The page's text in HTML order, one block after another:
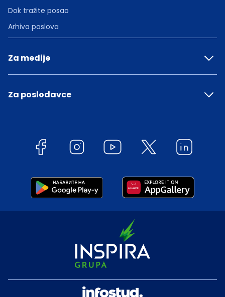
Dok tražite posao
Arhiva poslova
Za medije
Za poslodavce